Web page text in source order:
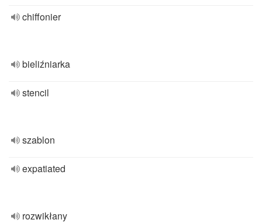
chiffonier
bieliźniarka
stencil
szablon
expatiated
rozwikłany